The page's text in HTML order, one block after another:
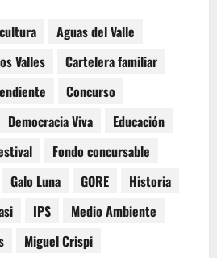
Aguas del Valle
Valles
Cartelera familiar
Concurso
Democracia Viva
Educación
Fondo concursable
Galo Luna GORE
Historia
IPS
Medio Ambiente
Miguel Crispi